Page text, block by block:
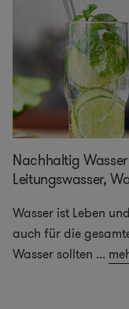
Nachhaltig
Leitungswasser,
Wasser ist Leben
auch für die
Wasser sollten ...